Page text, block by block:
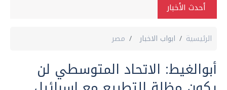
أحدث الأخبار
الرئيسية ابواب الاخبار مصر
أبوالغيط: الاتحاد المتوسطي لن